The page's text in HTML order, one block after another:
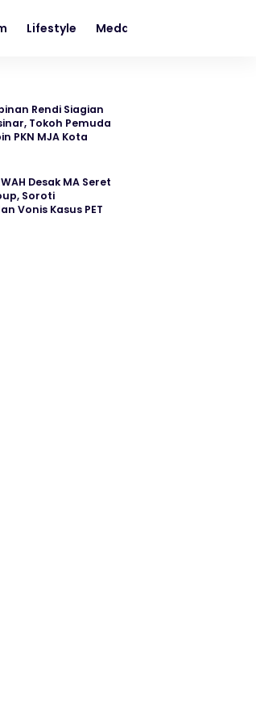
Lifestyle Medan
Rendi Siagian
Tokoh Pemuda
PKN MJA Kota
Desak MA Seret
Soroti
Vonis Kasus PET